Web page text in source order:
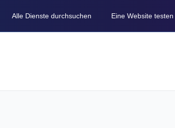
Alle Dienste durchsuchen Eine Website testen